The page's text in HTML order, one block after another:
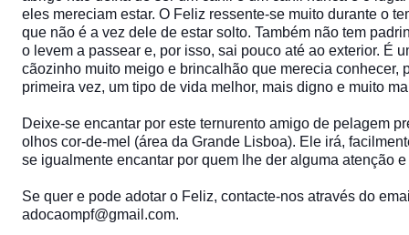
eles mereciam estar. O Feliz ressente-se muito durante o
que não é a vez dele de estar solto. Também não tem
o levem a passear e, por isso, sai pouco até ao exterior. É
cãozinho muito meigo e brincalhão que merecia conhecer,
primeira vez, um tipo de vida melhor, mais digno e muito
Deixe-se encantar por este ternurento amigo de pelagem
olhos cor-de-mel (área da Grande Lisboa). Ele irá,
se igualmente encantar por quem lhe der alguma atenção
Se quer e pode adotar o Feliz, contacte-nos através do
adocaompf@gmail.com.